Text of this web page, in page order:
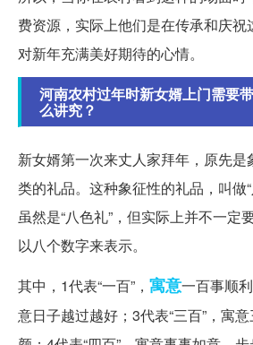
费资源，实际上他们是在传承和庆祝
对新年充满美好期待的心情。
河南农村过年时新女婿上门需要
么讲究？
新女婿第一次来丈人家拜年，原先是
类的礼品。这种象征性的礼品，叫做
虽然是“八色礼”，但实际上并不一定
以八个数字来表示。
其中，1代表“一百”， 寓意一百事顺
意日子越过越好；3代表“三百”，寓